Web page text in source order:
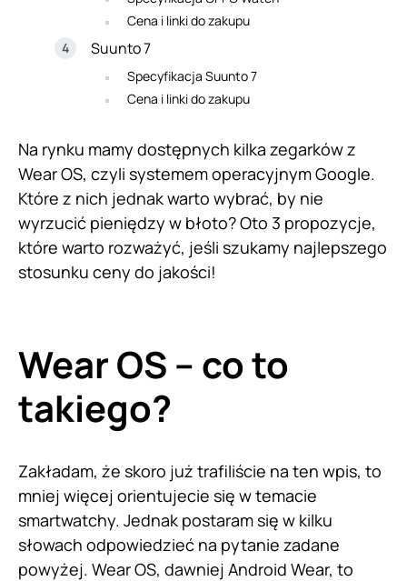
Cena i linki do zakupu
Suunto 7
Specyfikacja Suunto 7
Cena i linki do zakupu
Na rynku mamy dostępnych kilka zegarków z
Wear OS, czyli systemem operacyjnym Google.
Które z nich jednak warto wybrać, by nie
wyrzucić pieniędzy w błoto? Oto 3 propozycje,
które warto rozważyć, jeśli szukamy najlepszego
stosunku ceny do jakości!
Wear OS – co to
takiego?
Zakładam, że skoro już trafiliście na ten wpis, to
mniej więcej orientujecie się w temacie
smartwatchy. Jednak postaram się w kilku
słowach odpowiedzieć na pytanie zadane
powyżej. Wear OS, dawniej Android Wear, to